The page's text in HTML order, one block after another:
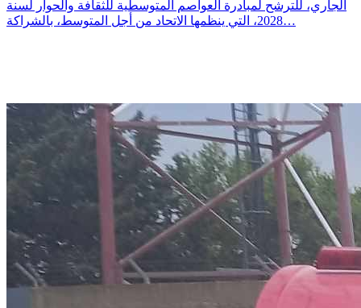
الجاري، للترشح لمبادرة العواصم المتوسطية للثقافة والحوار لسنة
2028، التي ينظمها الاتحاد من أجل المتوسط، بالشراكة…